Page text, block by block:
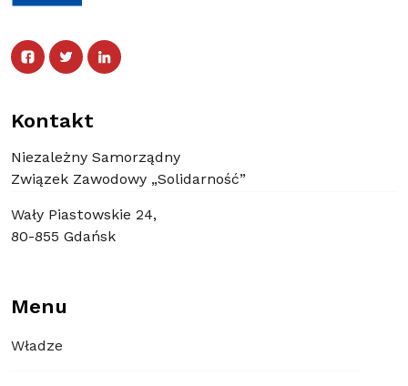
Facebook Facebook
TwitterTwitter
Linked In
Kontakt
Niezależny Samorządny
Związek Zawodowy „Solidarność”
Wały Piastowskie 24,
80-855 Gdańsk
Menu
Władze